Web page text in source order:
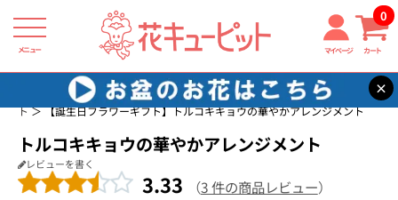
メニュー マイページ カート
0
×
花キューピット
誕生日に贈る花・花束・アレンジメントのフラワーギフ
ト
【誕生日フラワーギフト】トルコキキョウの華やかアレンジメント
トルコキキョウの華やかアレンジメント
レビューを書く
3.33 （3 件の商品レビュー）